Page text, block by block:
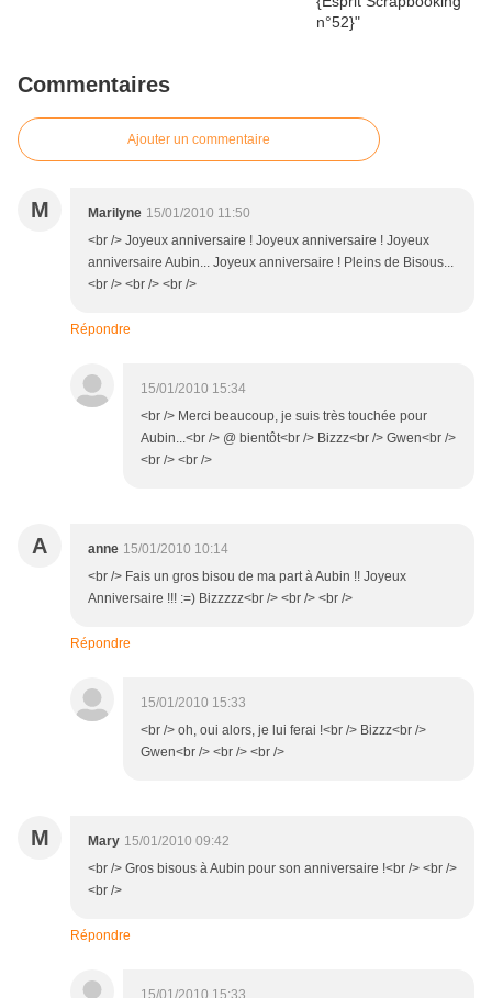
Commentaires
Ajouter un commentaire
M Marilyne 15/01/2010 11:50
<br /> Joyeux anniversaire ! Joyeux anniversaire ! Joyeux
anniversaire Aubin... Joyeux anniversaire ! Pleins de Bisous...
<br /> <br /> <br />
Répondre
15/01/2010 15:34
<br /> Merci beaucoup, je suis très touchée pour
Aubin...<br /> @ bientôt<br /> Bizzz<br /> Gwen<br />
<br /> <br />
A anne 15/01/2010 10:14
<br /> Fais un gros bisou de ma part à Aubin !! Joyeux
Anniversaire !!! :=) Bizzzzz<br /> <br /> <br />
Répondre
15/01/2010 15:33
<br /> oh, oui alors, je lui ferai !<br /> Bizzz<br />
Gwen<br /> <br /> <br />
M Mary 15/01/2010 09:42
<br /> Gros bisous à Aubin pour son anniversaire !<br /> <br />
<br />
Répondre
15/01/2010 15:33